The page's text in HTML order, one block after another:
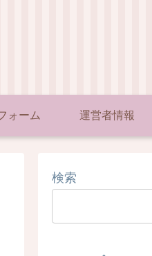
ォーム 運営者情報
検索